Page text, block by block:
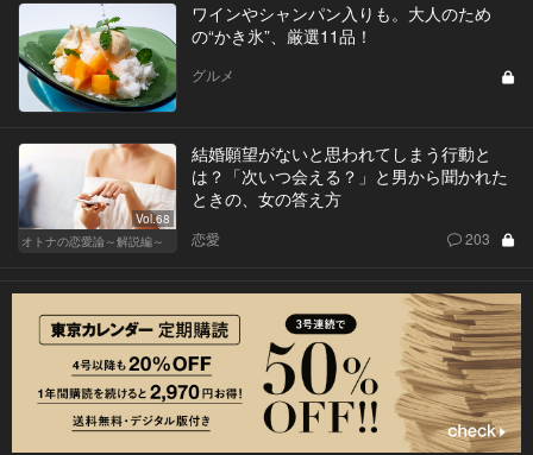
ワインやシャンパン入りも。大人のため
の“かき氷”、厳選11品！
グルメ
Vol.68
オトナの恋愛論～解説編～
結婚願望がないと思われてしまう行動と
は？「次いつ会える？」と男から聞かれた
ときの、女の答え方
恋愛 203